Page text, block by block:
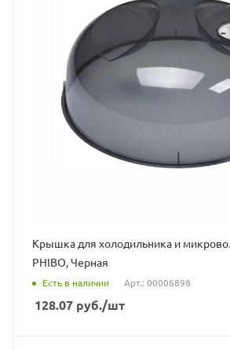
Крышка для холодильника и
PHIBO, Черная
Есть в наличии Арт.: 00006898
128.07 руб./шт